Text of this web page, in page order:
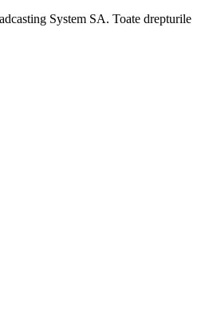
System SA. Toate drepturile